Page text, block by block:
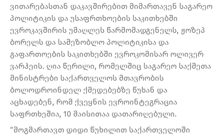
ვითარებასთან დაკავშირებით მიმართავენ საგარეო
პოლიტიკის და უსაფრთხოების საკითხებში
ევროკავშირის უმაღლეს წარმომადგენელს, ჟოზეპ
ბორელს და სამეზობლო პოლიტიკისა და
გაფართოების საკითხებში ევროკომისარ ოლივერ
ვარჰეის. ღია წერილი, რომელშიც საგარეო საქმეთა
მინისტრები საქართველოს მთავრობის
ბოლოდროინდელ ქმედებებზე წუხან და
აცხადებენ, რომ ქვეყნის ევროინტეგრაცია
საფრთხეშია, 10 მაისითაა დათარიღებული.
“მოგმართავთ დიდი წუხილით საქართველოში